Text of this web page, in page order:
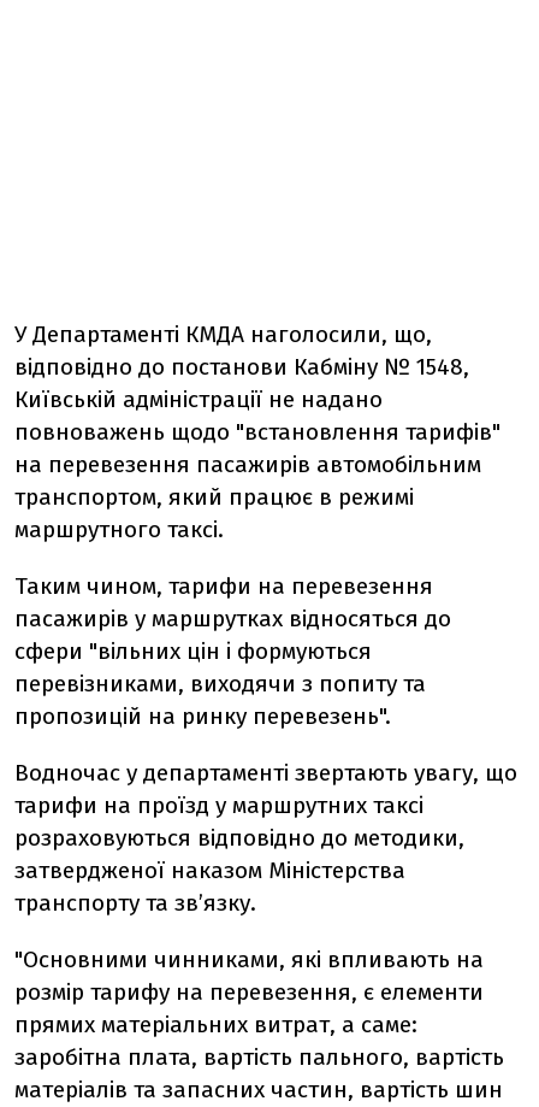
У Департаменті КМДА наголосили, що,
відповідно до постанови Кабміну № 1548,
Київській адміністрації не надано
повноважень щодо "встановлення тарифів"
на перевезення пасажирів автомобільним
транспортом, який працює в режимі
маршрутного таксі.
Таким чином, тарифи на перевезення
пасажирів у маршрутках відносяться до
сфери "вільних цін i формуються
перевізниками, виходячи з попиту та
пропозицій на ринку перевезень".
Водночас у департаменті звертають увагу, що
тарифи на проїзд у маршрутних таксi
розраховуються відповідно до методики,
затвердженої наказом Міністерства
транспорту та зв’язку.
"Основними чинниками, які впливають на
розмір тарифу на перевезення, є елементи
прямих матеріальних витрат, а саме:
заробітна плата, вартість пального, вартість
матеріалів та запасних частин, вартість шин